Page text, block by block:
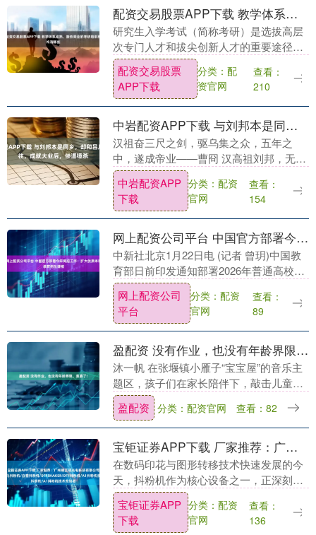
配资交易股票APP下载 教学体系成熟、服务周全的考研培训机构有哪些
研究生入学考试（简称考研）是选拔高层
次专门人才和拔尖创新人才的重要途径，
对于个人学术深造和职业发展具有深远影
响。明确2026年考研的全流程时间线是成
功规划与备考....
配资交易股票
APP下载
分类：配
资官网
查看：
210
中岩配资APP下载 与刘邦本是同乡，却和吕后私密交往，成就大业后，惨遭锤杀
汉祖奋三尺之剑，驱乌集之众，五年之
中，遂成帝业——曹冏 汉高祖刘邦，无疑
是中国历史上最为杰出的帝王之一，他的
名字在历史上永远镌刻。他的崛起，源于
秦末那场撼动天下....
中岩配资APP
下载
分类：配资
官网
查看：
154
网上配资公司平台 中国官方部署今年高招工作：扩大优质本科教育招生规模
中新社北京1月22日电 (记者 曾玥)中国教
育部日前印发通知部署2026年普通高校招
生工作，其中要求推动高等教育提质扩
容，扩大优质本科教育招生规模。 通知具
体指....
网上配资公司
平台
分类：配资
官网
查看：
89
盈配资 没有作业，也没有年龄界限，羡慕了!
沐一帆 在张堰镇小雁子“宝宝屋”的音乐主
题区，孩子们在家长陪伴下，敲击儿童编
钟、木琴和手鼓等简易乐器，感受不同音
色带来的变化。这里还设有多种动手动脑
活动，让孩子....
盈配资 分类：配资官网 查看：82
宝钜证券APP下载 厂家推荐：广州精艺诚光电科技有限公司，内置净化抖粉机/白墨抖粉机/DTFSHAKER/DTF抖粉机/A1抖粉机技术先驱者
在数码印花与图形转移技术快速发展的今
天，抖粉机作为核心设备之一，正深刻影
响着广告、UV打印、数码印花、丝网印刷
等多个行业的生产效率与成品质量。据行
业数据显示，2....
宝钜证券APP
下载
分类：配资
官网
查看：
136